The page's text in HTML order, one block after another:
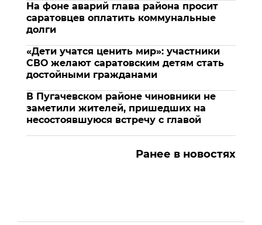
На фоне аварий глава района просит
саратовцев оплатить коммунальные
долги
«Дети учатся ценить мир»: участники
СВО желают саратовским детям стать
достойными гражданами
В Пугачевском районе чиновники не
заметили жителей, пришедших на
несостоявшуюся встречу с главой
Ранее в новостях